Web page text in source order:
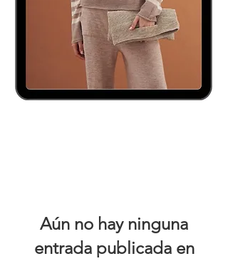
Aún no hay ninguna
entrada publicada en